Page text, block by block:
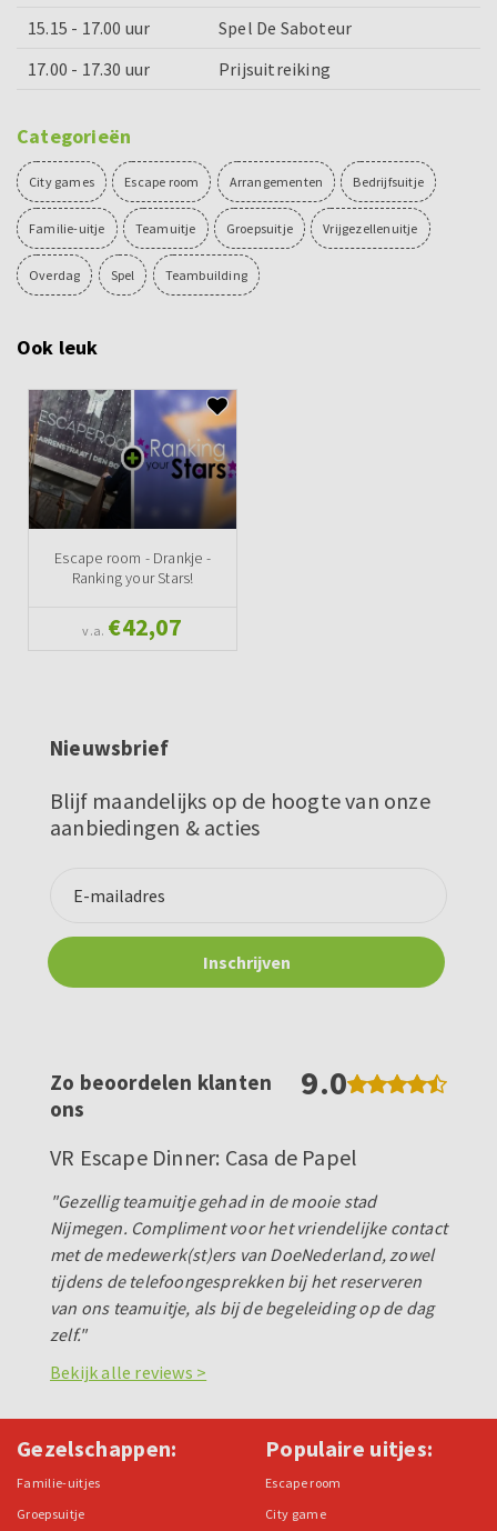
15.15 - 17.00 uur
Spel De Saboteur
17.00 - 17.30 uur
Prijsuitreiking
Categorieën
City games Escape room Arrangementen Bedrijfsuitje
Familie-uitje Teamuitje Groepsuitje Vrijgezellenuitje
Overdag Spel Teambuilding
Ook leuk
Escape room - Drankje -
Ranking your Stars!
v.a. €42,07
Nieuwsbrief
Blijf maandelijks op de hoogte van onze
aanbiedingen & acties
Zo beoordelen klanten
ons
9.0
VR Escape Dinner: Casa de Papel
"Gezellig teamuitje gehad in de mooie stad
Nijmegen. Compliment voor het vriendelijke contact
met de medewerk(st)ers van DoeNederland, zowel
tijdens de telefoongesprekken bij het reserveren
van ons teamuitje, als bij de begeleiding op de dag
zelf."
Bekijk alle reviews >
Gezelschappen:
Familie-uitjes
Groepsuitje
Populaire uitjes:
Escape room
City game